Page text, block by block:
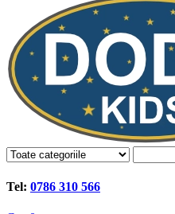
Tel: 0786 310 566